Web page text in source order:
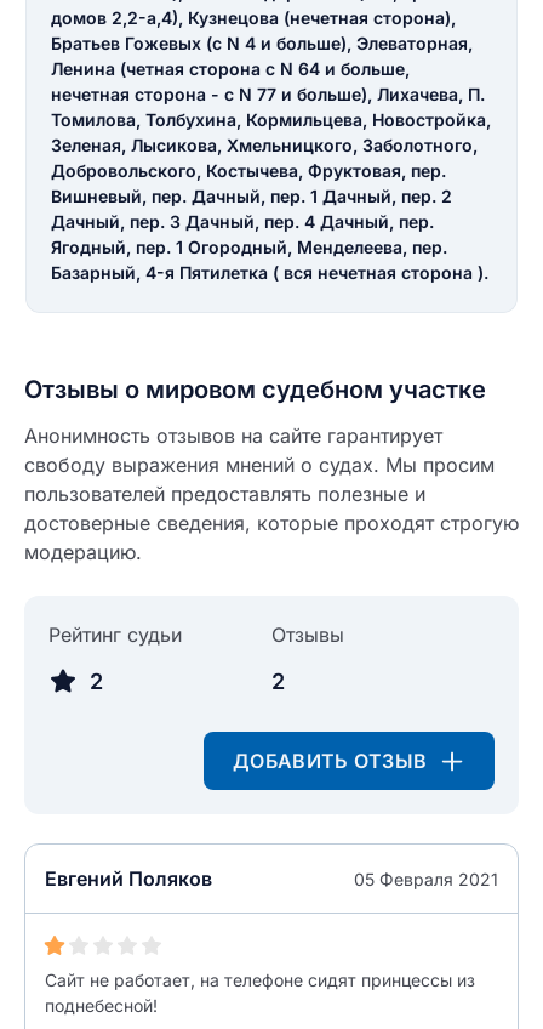
домов 2,2-а,4), Кузнецова (нечетная сторона),
Братьев Гожевых (с N 4 и больше), Элеваторная,
Ленина (четная сторона с N 64 и больше,
нечетная сторона - с N 77 и больше), Лихачева, П.
Томилова, Толбухина, Кормильцева, Новостройка,
Зеленая, Лысикова, Хмельницкого, Заболотного,
Добровольского, Костычева, Фруктовая, пер.
Вишневый, пер. Дачный, пер. 1 Дачный, пер. 2
Дачный, пер. 3 Дачный, пер. 4 Дачный, пер.
Ягодный, пер. 1 Огородный, Менделеева, пер.
Базарный, 4-я Пятилетка ( вся нечетная сторона ).
Отзывы о мировом судебном участке
Анонимность отзывов на сайте гарантирует
свободу выражения мнений о судах. Мы просим
пользователей предоставлять полезные и
достоверные сведения, которые проходят строгую
модерацию.
Рейтинг судьи
2
Отзывы
2
ДОБАВИТЬ ОТЗЫВ
Евгений Поляков 05 Февраля 2021
Сайт не работает, на телефоне сидят принцессы из
поднебесной!
Введите свое имя
Текст отзыва
0/500
Введите свое имя
Ответ на отзыв
0/500
ОСТАВИТЬ ОТЗЫВ
Название населенного пункта
НАЙТИ МЕНЯ